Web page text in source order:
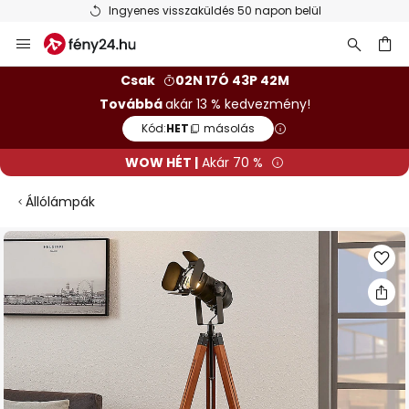
Ingyenes visszaküldés 50 napon belül
Ugrás
a
Csak
02N 17Ó 43P 41M
Továbbáakár 13 % kedvezmény!
Kód:HET másolás
WOW HÉT | Akár 70 %
Állólámpák
Ugrás
képgaléria
végére